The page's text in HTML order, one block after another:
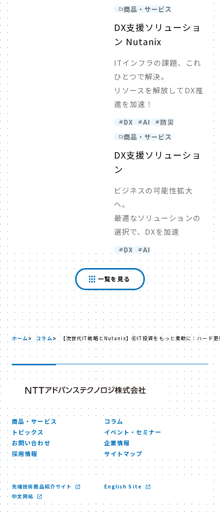
商品・サービス
DX支援ソリューショ
ン Nutanix
ITインフラの課題、これ
ひとつで解決。
リソースを解放してDX推
進を加速！
DX AI
防災
商品・サービス
DX支援ソリューショ
ン
ビジネスの可能性拡大
へ。
最適なソリューションの
選択で、DXを加速
DX AI
一覧を見る
ホーム コラム 【次世代IT戦略とNutanix】⑥IT投資をもっと柔軟に：ハード
商品・サービス
コラム
トピックス
イベント・セミナー
お問い合わせ
企業情報
採用情報
サイトマップ
先端技術商品紹介サイト
English Site
中文网站